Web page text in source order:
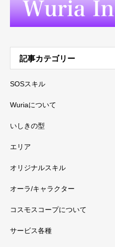
記事カテゴリー
SOSスキル
Wuriaについて
いしきの型
エリア
オリジナルスキル
オーラ/キャラクター
コスモスコープについて
サービス各種